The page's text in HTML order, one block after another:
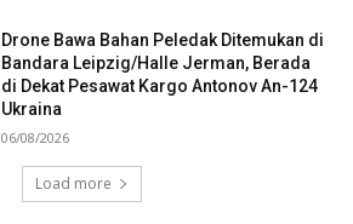
Drone Bawa Bahan Peledak Ditemukan di
Bandara Leipzig/Halle Jerman, Berada
di Dekat Pesawat Kargo Antonov An-124
Ukraina
06/08/2026
Load more